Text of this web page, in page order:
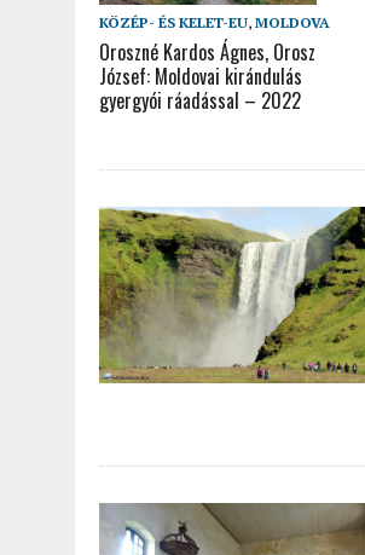
KÖZÉP- ÉS KELET-EU, MOLDOVA
Oroszné Kardos Ágnes, Orosz
József: Moldovai kirándulás
gyergyói ráadással – 2022